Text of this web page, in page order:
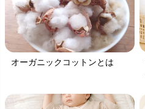
オーガニックコットンとは